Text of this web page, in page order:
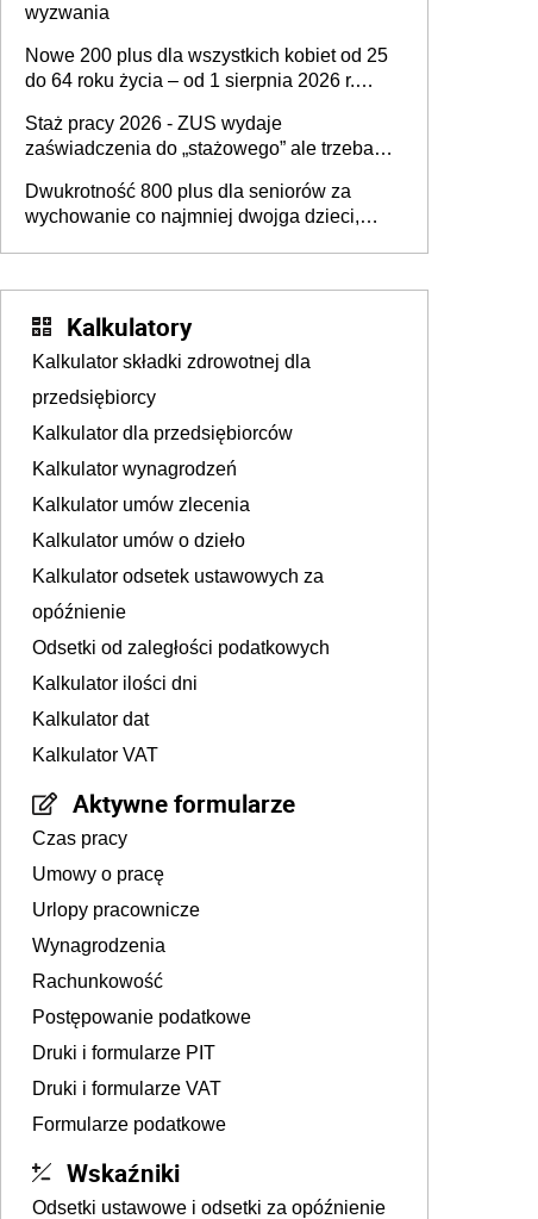
wyzwania
Nowe 200 plus dla wszystkich kobiet od 25
do 64 roku życia – od 1 sierpnia 2026 r.
programu rządowego
Staż pracy 2026 - ZUS wydaje
zaświadczenia do „stażowego” ale trzeba
sprzed 1999 roku). Jak odebrać
zaświadczenie z ZUS?
Dwukrotność 800 plus dla seniorów za
wychowanie co najmniej dwojga dzieci,
Zapadła decyzja Sejmu
Kalkulatory
Kalkulator składki zdrowotnej dla
przedsiębiorcy
Kalkulator dla przedsiębiorców
Kalkulator wynagrodzeń
Kalkulator umów zlecenia
Kalkulator umów o dzieło
Kalkulator odsetek ustawowych za
opóźnienie
Odsetki od zaległości podatkowych
Kalkulator ilości dni
Kalkulator dat
Kalkulator VAT
Aktywne formularze
Czas pracy
Umowy o pracę
Urlopy pracownicze
Wynagrodzenia
Rachunkowość
Postępowanie podatkowe
Druki i formularze PIT
Druki i formularze VAT
Formularze podatkowe
Wskaźniki
Odsetki ustawowe i odsetki za opóźnienie